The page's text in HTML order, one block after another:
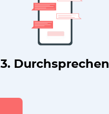
3. Durchsprechen